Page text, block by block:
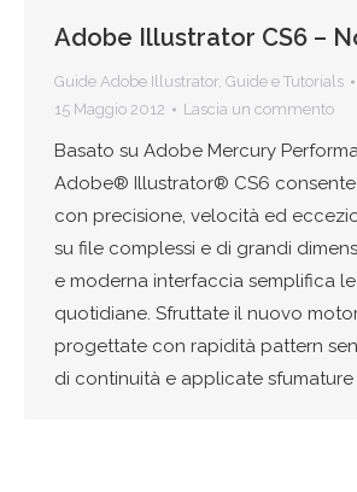
Adobe Illustrator CS6 –
Guide Adobe Illustrator, Guide e Tutorials
15 Maggio 2012
Lascia un commento
Basato su Adobe Mercury
Adobe® Illustrator® CS6
con precisione, velocità ed
su file complessi e di grandi
e moderna interfaccia semplifica
quotidiane. Sfruttate il nuovo
progettate con rapidità pattern
di continuità e applicate sfumature